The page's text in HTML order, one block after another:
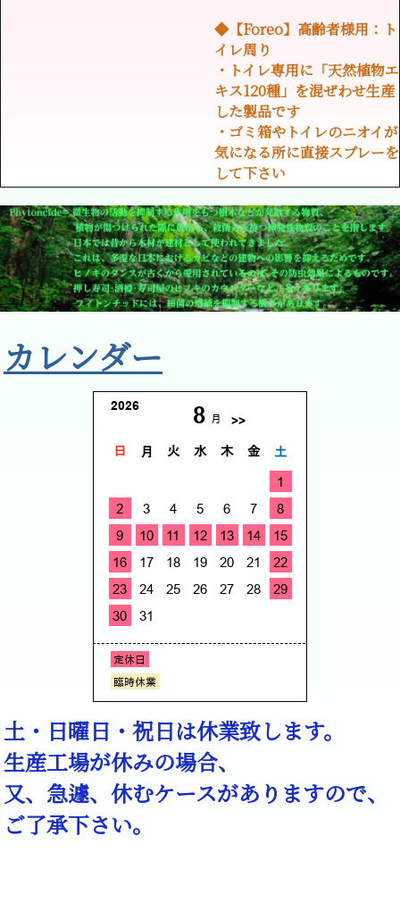
◆【Foreo】高齢者様用：ト
イレ周り
・トイレ専用に「天然植物エ
キス120種」を混ぜわせ生産
した製品です
・ゴミ箱やトイレのニオイが
気になる所に直接スプレーを
して下さい
カレンダー
土・日曜日・祝日は休業致します。
生産工場が休みの場合、
又、急遽、休むケースがありますので、
ご了承下さい。